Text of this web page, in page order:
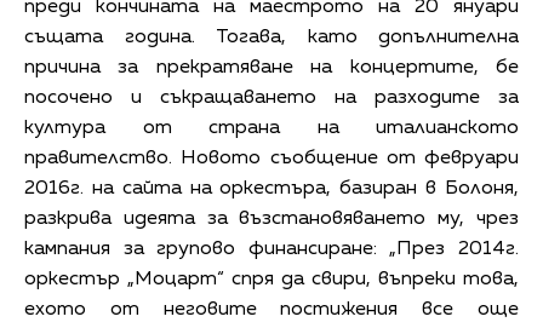
преди кончината на маестрото на 20 януари
същата година. Тогава, като допълнителна
причина за прекратяване на концертите, бе
посочено и съкращаването на разходите за
култура от страна на италианското
правителство. Новото съобщение от февруари
2016г. на сайта на оркестъра, базиран в Болоня,
разкрива идеята за възстановяването му, чрез
кампания за групово финансиране: „През 2014г.
оркестър „Моцарт“ спря да свири, въпреки това,
ехото от неговите постижения все още